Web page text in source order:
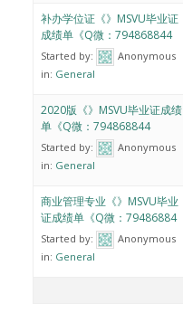
补办学位证《》MSVU毕业证
成绩单《Q微：794868844
Started by:
Anonymous
in: General
2020版《》MSVU毕业证成绩
单《Q微：794868844
Started by:
Anonymous
in: General
商业管理专业《》MSVU毕业
证成绩单《Q微：79486884
Started by:
Anonymous
in: General